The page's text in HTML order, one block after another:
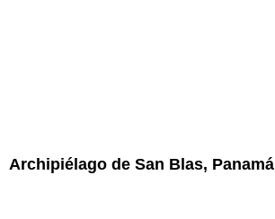
Archipiélago de San Blas, Panamá